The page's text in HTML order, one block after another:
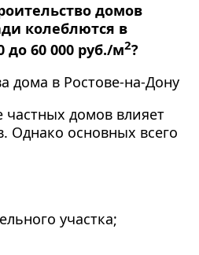
домов
колеблются в
до 60 000 руб./м2?
домов влияет
Однако основных всего
участка;